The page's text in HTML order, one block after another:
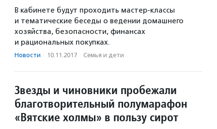
В кабинете будут проходить мастер-классы
и тематические беседы о ведении домашнего
хозяйства, безопасности, финансах
и рациональных покупках.
Новости · 10.11.2017 · Семья и дети
Звезды и чиновники пробежали
благотворительный полумарафон
«Вятские холмы» в пользу сирот